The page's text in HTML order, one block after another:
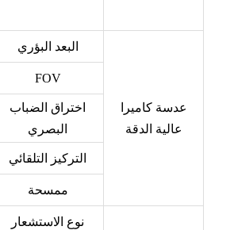
عدسة كاميرا
عالية الدقة
البعد البؤري
FOV
اختراق الضباب
البصري
التركيز التلقائي
ممسحة
نوع الاستشعار